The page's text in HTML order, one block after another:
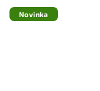
Novinka